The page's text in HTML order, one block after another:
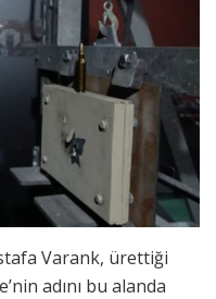
Varank, ürettiği
adını bu alanda